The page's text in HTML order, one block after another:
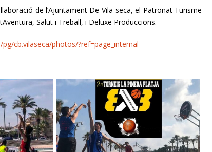
de l’Ajuntament De Vila-seca, el Patronat Turisme
Salut i Treball, i Deluxe Produccions.
cb.vilaseca/photos/?ref=page_internal